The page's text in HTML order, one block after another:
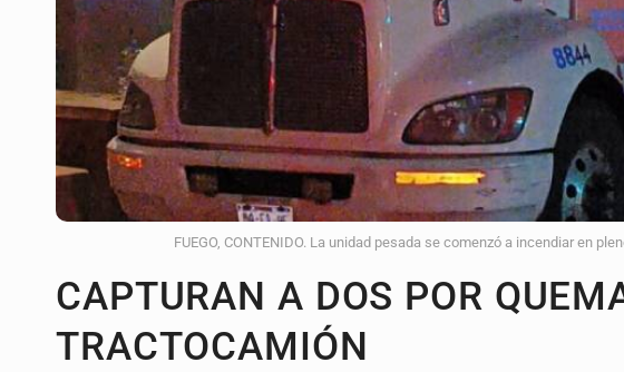
FUEGO, CONTENIDO. La unidad pesada se comenzó a incendiar en
CAPTURAN A DOS POR
TRACTOCAMIÓN